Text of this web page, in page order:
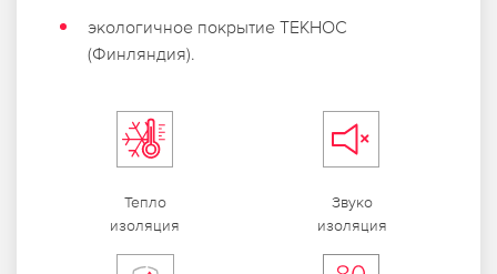
экологичное покрытие ТЕКНОС
(Финляндия).
Тепло
изоляция
Звуко
изоляция